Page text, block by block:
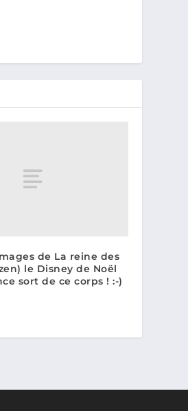
de La reine des
le Disney de Noël
sort de ce corps ! :-)